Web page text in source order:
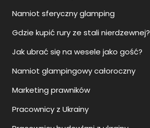
Namiot sferyczny glamping
Gdzie kupić rury ze stali nierdzewnej?
Jak ubrać się na wesele jako gość?
Namiot glampingowy całoroczny
Marketing prawników
Pracownicy z Ukrainy